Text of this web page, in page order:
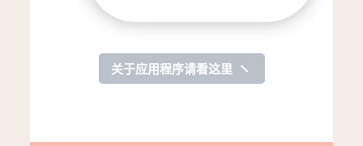
关于应用程序请看这里